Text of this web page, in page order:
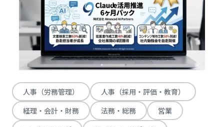
人事（労務管理）
人事（採用・評価・教育）
経理・会計・財務
法務・総務
営業